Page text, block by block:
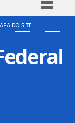
à informação
DO SITE